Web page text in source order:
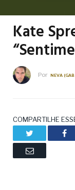
Kate
Por NEVA
COMPARTILHE
Email